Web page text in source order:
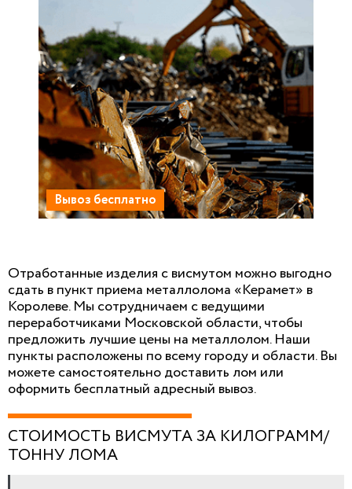
Вывоз бесплатно
Отработанные изделия с висмутом можно выгодно
сдать в пункт приема металлолома «Керамет» в
Королеве. Мы сотрудничаем с ведущими
переработчиками Московской области, чтобы
предложить лучшие цены на металлолом. Наши
пункты расположены по всему городу и области. Вы
можете самостоятельно доставить лом или
оформить бесплатный адресный вывоз.
СТОИМОСТЬ ВИСМУТА ЗА КИЛОГРАММ/
ТОННУ ЛОМА